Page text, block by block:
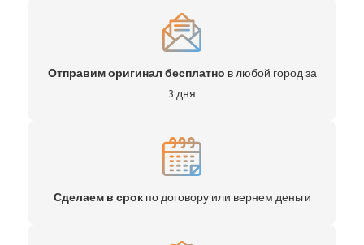
Отправим оригинал бесплатно в любой город за
3 дня
Сделаем в срокпо договору или вернем деньги